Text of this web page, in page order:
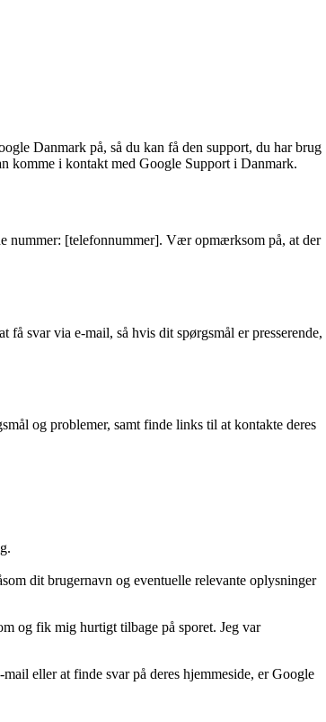
Danmark på, så du kan få den support, du har brug
komme i kontakt med Google Support i Danmark.
nummer: [telefonnummer]. Vær opmærksom på, at der
svar via e-mail, så hvis dit spørgsmål er presserende,
og problemer, samt finde links til at kontakte deres
dit brugernavn og eventuelle relevante oplysninger
og fik mig hurtigt tilbage på sporet. Jeg var
eller at finde svar på deres hjemmeside, er Google